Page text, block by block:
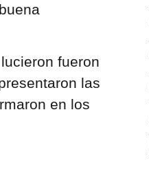
fueron
las
en los